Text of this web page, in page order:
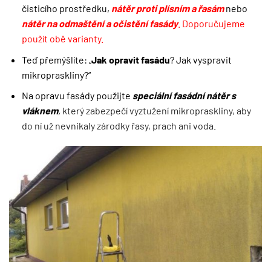
čisticího prostředku, nátěr proti plísním a řasám nebo
nátěr na odmaštění a očistění fasády. Doporučujeme
použít obě varianty.
Teď přemýšlíte: „ Jak opravit fasádu? Jak vyspravit
mikropraskliny?“
Na opravu fasády použijte speciální fasádní nátěr s
vláknem, který zabezpečí vyztužení mikropraskliny, aby
do ní už nevnikaly zárodky řasy, prach ani voda.